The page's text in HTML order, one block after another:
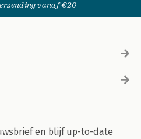
vanaf €20
en blijf up-to-date